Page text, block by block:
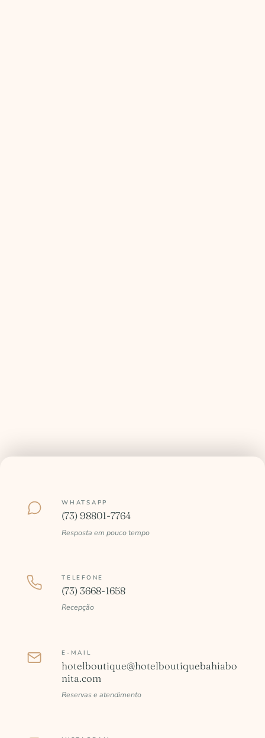
WHATSAPP
(73) 98801-7764
Resposta em pouco tempo
TELEFONE
(73) 3668-1658
Recepção
E-MAIL
hotelboutique@hotelboutiquebahiabo
nita.com
Reservas e atendimento